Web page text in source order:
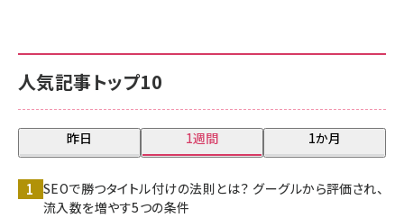
人気記事トップ10
昨日 1週間 1か月
SEOで勝つタイトル付けの法則とは？ グーグルから評価され、
流入数を増やす5つの条件